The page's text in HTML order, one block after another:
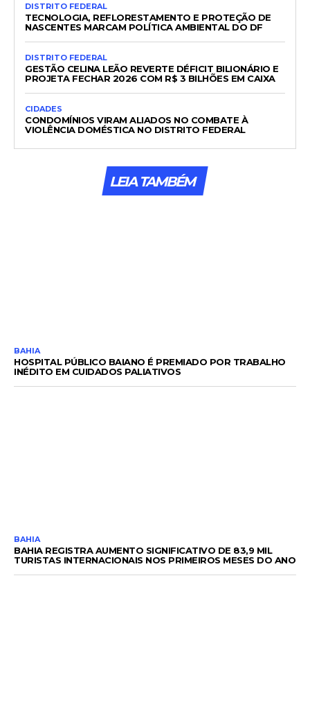
DISTRITO FEDERAL
TECNOLOGIA, REFLORESTAMENTO E PROTEÇÃO DE
NASCENTES MARCAM POLÍTICA AMBIENTAL DO DF
DISTRITO FEDERAL
GESTÃO CELINA LEÃO REVERTE DÉFICIT BILIONÁRIO E
PROJETA FECHAR 2026 COM R$ 3 BILHÕES EM CAIXA
CIDADES
CONDOMÍNIOS VIRAM ALIADOS NO COMBATE À
VIOLÊNCIA DOMÉSTICA NO DISTRITO FEDERAL
LEIA TAMBÉM
BAHIA
HOSPITAL PÚBLICO BAIANO É PREMIADO POR TRABALHO
INÉDITO EM CUIDADOS PALIATIVOS
BAHIA
BAHIA REGISTRA AUMENTO SIGNIFICATIVO DE 83,9 MIL
TURISTAS INTERNACIONAIS NOS PRIMEIROS MESES DO ANO